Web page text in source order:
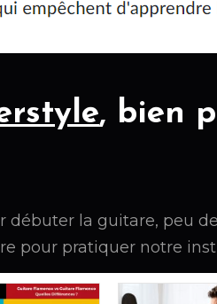
, bien
débuter la guitare, peu
pour pratiquer notre